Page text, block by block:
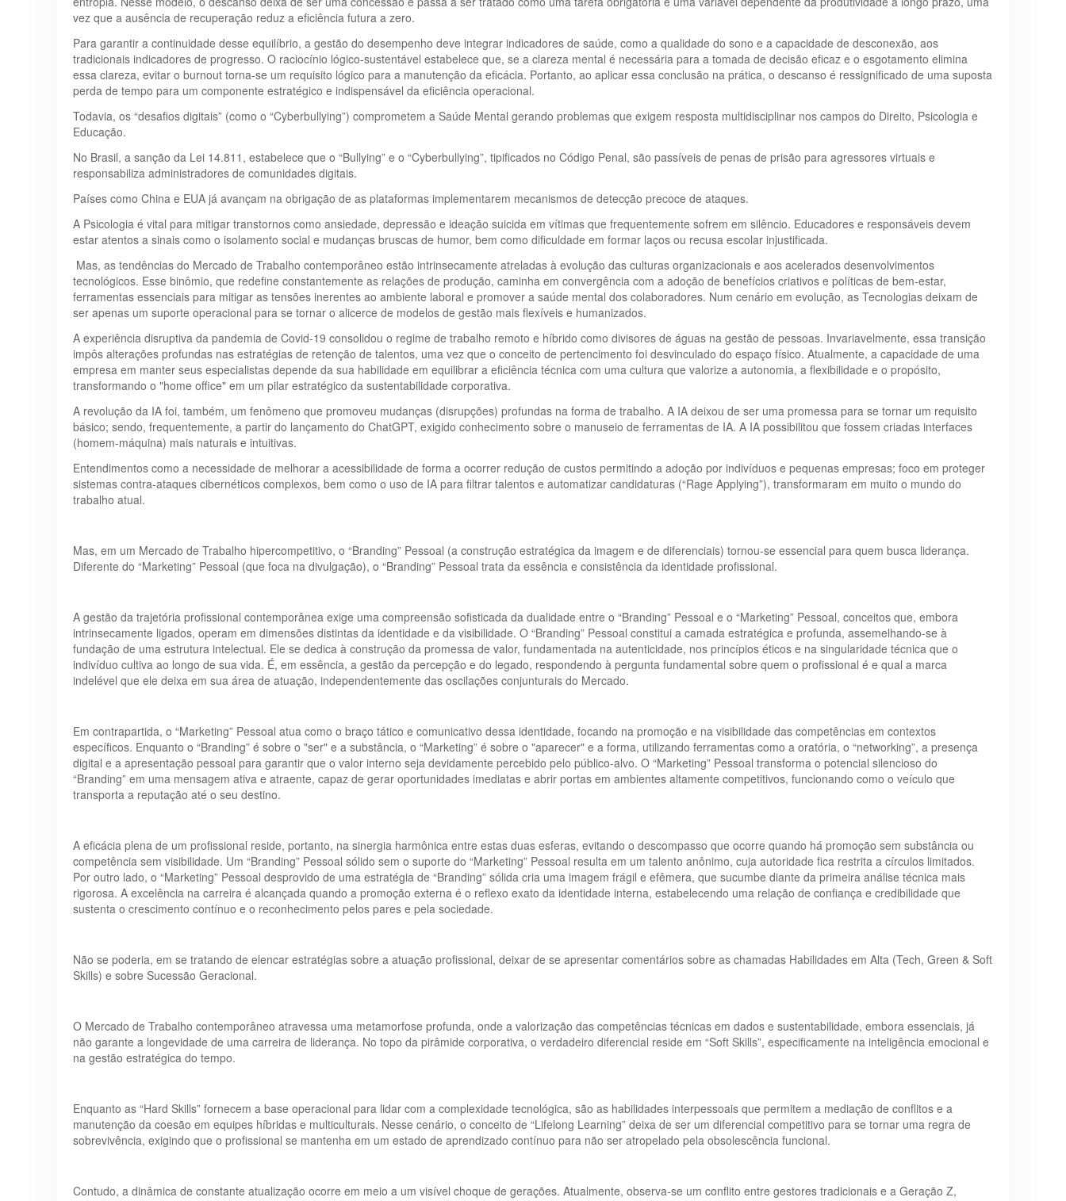
vez que a ausência de recuperação reduz a eficiência futura a zero.
Para garantir a continuidade desse equilíbrio, a gestão do desempenho deve integrar indicadores de saúde, como a qualidade do sono e a capacidade de desconexão, aos
tradicionais indicadores de progresso. O raciocínio lógico-sustentável estabelece que, se a clareza mental é necessária para a tomada de decisão eficaz e o esgotamento elimina
essa clareza, evitar o burnout torna-se um requisito lógico para a manutenção da eficácia. Portanto, ao aplicar essa conclusão na prática, o descanso é ressignificado de uma suposta
perda de tempo para um componente estratégico e indispensável da eficiência operacional.
Todavia, os “desafios digitais” (como o “Cyberbullying”) comprometem a Saúde Mental gerando problemas que exigem resposta multidisciplinar nos campos do Direito, Psicologia e
Educação.
No Brasil, a sanção da Lei 14.811, estabelece que o “Bullying” e o “Cyberbullying”, tipificados no Código Penal, são passíveis de penas de prisão para agressores virtuais e
responsabiliza administradores de comunidades digitais.
Países como China e EUA já avançam na obrigação de as plataformas implementarem mecanismos de detecção precoce de ataques.
A Psicologia é vital para mitigar transtornos como ansiedade, depressão e ideação suicida em vítimas que frequentemente sofrem em silêncio. Educadores e responsáveis devem
estar atentos a sinais como o isolamento social e mudanças bruscas de humor, bem como dificuldade em formar laços ou recusa escolar injustificada.
Mas, as tendências do Mercado de Trabalho contemporâneo estão intrinsecamente atreladas à evolução das culturas organizacionais e aos acelerados desenvolvimentos
tecnológicos. Esse binômio, que redefine constantemente as relações de produção, caminha em convergência com a adoção de benefícios criativos e políticas de bem-estar,
ferramentas essenciais para mitigar as tensões inerentes ao ambiente laboral e promover a saúde mental dos colaboradores. Num cenário em evolução, as Tecnologias deixam de
ser apenas um suporte operacional para se tornar o alicerce de modelos de gestão mais flexíveis e humanizados.
A experiência disruptiva da pandemia de Covid-19 consolidou o regime de trabalho remoto e híbrido como divisores de águas na gestão de pessoas. Invariavelmente, essa transição
impôs alterações profundas nas estratégias de retenção de talentos, uma vez que o conceito de pertencimento foi desvinculado do espaço físico. Atualmente, a capacidade de uma
empresa em manter seus especialistas depende da sua habilidade em equilibrar a eficiência técnica com uma cultura que valorize a autonomia, a flexibilidade e o propósito,
transformando o "home office" em um pilar estratégico da sustentabilidade corporativa.
A revolução da IA foi, também, um fenômeno que promoveu mudanças (disrupções) profundas na forma de trabalho. A IA deixou de ser uma promessa para se tornar um requisito
básico; sendo, frequentemente, a partir do lançamento do ChatGPT, exigido conhecimento sobre o manuseio de ferramentas de IA. A IA possibilitou que fossem criadas interfaces
(homem-máquina) mais naturais e intuitivas.
Entendimentos como a necessidade de melhorar a acessibilidade de forma a ocorrer redução de custos permitindo a adoção por indivíduos e pequenas empresas; foco em proteger
sistemas contra-ataques cibernéticos complexos, bem como o uso de IA para filtrar talentos e automatizar candidaturas (“Rage Applying”), transformaram em muito o mundo do
trabalho atual.
Mas, em um Mercado de Trabalho hipercompetitivo, o “Branding” Pessoal (a construção estratégica da imagem e de diferenciais) tornou-se essencial para quem busca liderança.
Diferente do “Marketing” Pessoal (que foca na divulgação), o “Branding” Pessoal trata da essência e consistência da identidade profissional.
A gestão da trajetória profissional contemporânea exige uma compreensão sofisticada da dualidade entre o “Branding” Pessoal e o “Marketing” Pessoal, conceitos que, embora
intrinsecamente ligados, operam em dimensões distintas da identidade e da visibilidade. O “Branding” Pessoal constitui a camada estratégica e profunda, assemelhando-se à
fundação de uma estrutura intelectual. Ele se dedica à construção da promessa de valor, fundamentada na autenticidade, nos princípios éticos e na singularidade técnica que o
indivíduo cultiva ao longo de sua vida. É, em essência, a gestão da percepção e do legado, respondendo à pergunta fundamental sobre quem o profissional é e qual a marca
indelével que ele deixa em sua área de atuação, independentemente das oscilações conjunturais do Mercado.
Em contrapartida, o “Marketing” Pessoal atua como o braço tático e comunicativo dessa identidade, focando na promoção e na visibilidade das competências em contextos
específicos. Enquanto o “Branding” é sobre o "ser" e a substância, o “Marketing” é sobre o "aparecer" e a forma, utilizando ferramentas como a oratória, o “networking”, a presença
digital e a apresentação pessoal para garantir que o valor interno seja devidamente percebido pelo público-alvo. O “Marketing” Pessoal transforma o potencial silencioso do
“Branding” em uma mensagem ativa e atraente, capaz de gerar oportunidades imediatas e abrir portas em ambientes altamente competitivos, funcionando como o veículo que
transporta a reputação até o seu destino.
A eficácia plena de um profissional reside, portanto, na sinergia harmônica entre estas duas esferas, evitando o descompasso que ocorre quando há promoção sem substância ou
competência sem visibilidade. Um “Branding” Pessoal sólido sem o suporte do “Marketing” Pessoal resulta em um talento anônimo, cuja autoridade fica restrita a círculos limitados.
Por outro lado, o “Marketing” Pessoal desprovido de uma estratégia de “Branding” sólida cria uma imagem frágil e efêmera, que sucumbe diante da primeira análise técnica mais
rigorosa. A excelência na carreira é alcançada quando a promoção externa é o reflexo exato da identidade interna, estabelecendo uma relação de confiança e credibilidade que
sustenta o crescimento contínuo e o reconhecimento pelos pares e pela sociedade.
Não se poderia, em se tratando de elencar estratégias sobre a atuação profissional, deixar de se apresentar comentários sobre as chamadas Habilidades em Alta (Tech, Green & Soft
Skills) e sobre Sucessão Geracional.
O Mercado de Trabalho contemporâneo atravessa uma metamorfose profunda, onde a valorização das competências técnicas em dados e sustentabilidade, embora essenciais, já
não garante a longevidade de uma carreira de liderança. No topo da pirâmide corporativa, o verdadeiro diferencial reside em “Soft Skills”, especificamente na inteligência emocional e
na gestão estratégica do tempo.
Enquanto as “Hard Skills” fornecem a base operacional para lidar com a complexidade tecnológica, são as habilidades interpessoais que permitem a mediação de conflitos e a
manutenção da coesão em equipes híbridas e multiculturais. Nesse cenário, o conceito de “Lifelong Learning” deixa de ser um diferencial competitivo para se tornar uma regra de
sobrevivência, exigindo que o profissional se mantenha em um estado de aprendizado contínuo para não ser atropelado pela obsolescência funcional.
Contudo, a dinâmica de constante atualização ocorre em meio a um visível choque de gerações. Atualmente, observa-se um conflito entre gestores tradicionais e a Geração Z,